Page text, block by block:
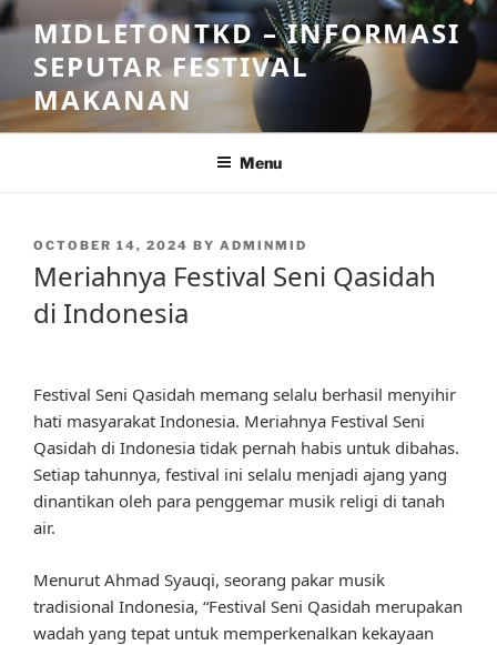
Skip
to
content
MIDLETONTKD – INFORMASI
SEPUTAR FESTIVAL
MAKANAN
Menu
POSTED
OCTOBER 14, 2024 BY ADMINMID
Meriahnya Festival Seni Qasidah
di Indonesia
Festival Seni Qasidah memang selalu berhasil menyihir
hati masyarakat Indonesia. Meriahnya Festival Seni
Qasidah di Indonesia tidak pernah habis untuk dibahas.
Setiap tahunnya, festival ini selalu menjadi ajang yang
dinantikan oleh para penggemar musik religi di tanah
air.
Menurut Ahmad Syauqi, seorang pakar musik
tradisional Indonesia, “Festival Seni Qasidah merupakan
wadah yang tepat untuk memperkenalkan kekayaan